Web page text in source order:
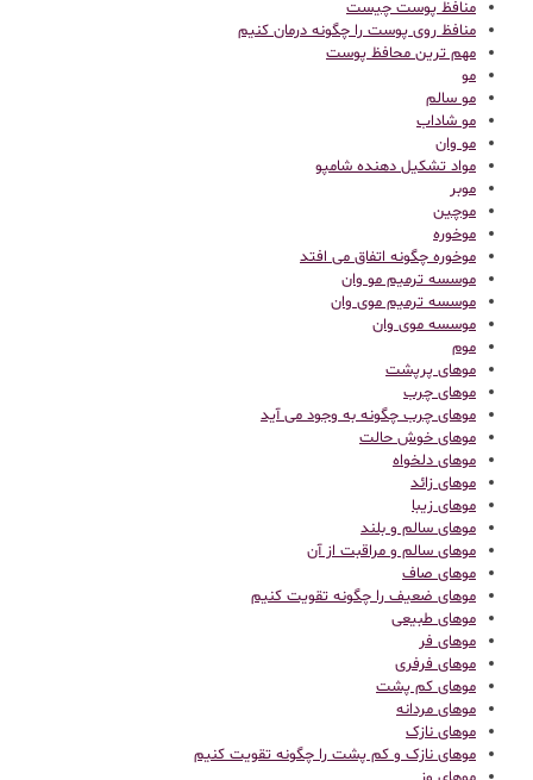
منافظ پوست چیست
منافظ روی پوست را چگونه درمان کنیم
مهم ترین محافظ پوست
مو
مو سالم
مو شاداب
مو وان
مواد تشکیل دهنده شامپو
موبر
موچین
موخوره
موخوره چگونه اتفاق می افتد
موسسه ترمیم مو وان
موسسه ترمیم موی وان
موسسه موی وان
موم
موهای پرپشت
موهای چرب
موهای چرب چگونه به وجود می آید
موهای خوش حالت
موهای دلخواه
موهای زائد
موهای زیبا
موهای سالم و بلند
موهای سالم و مراقبت از آن
موهای صاف
موهای ضعیف را چگونه تقویت کنیم
موهای طبیعی
موهای فر
موهای فرفری
موهای کم پشت
موهای مردانه
موهای نازک
موهای نازک و کم پشت را چگونه تقویت کنیم